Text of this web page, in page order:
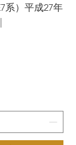
系）平成27年